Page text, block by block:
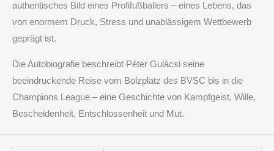
authentisches Bild eines Profifußballers – eines Lebens, das
von enormem Druck, Stress und unablässigem Wettbewerb
geprägt ist.
Die Autobiografie beschreibt Péter Gulácsi seine
beeindruckende Reise vom Bolzplatz des BVSC bis in die
Champions League – eine Geschichte von Kampfgeist, Wille,
Bescheidenheit, Entschlossenheit und Mut.